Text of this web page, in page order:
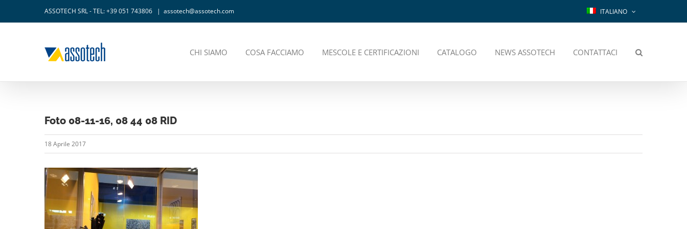
al
ASSOTECH SRL - TEL: +39 051 743806 | assotech@assotech.com ITALIANO
CHI SIAMO COSA FACCIAMO MESCOLE E CERTIFICAZIONI CATALOGO NEWS ASSOTECH CONTATTACI
Foto 08-11-16, 08 44 08 RID
18 Aprile 2017